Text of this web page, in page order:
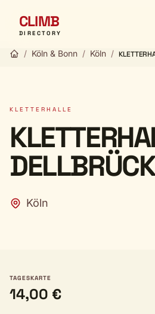
CLIMB
DIRECTORY
/ Köln & Bonn / Köln /
KLETTERHALLE
DELLBRÜCK
Köln
TAGESKARTE
14,00 €